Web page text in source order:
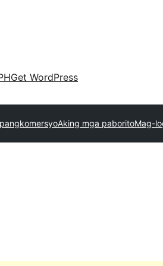
Get WordPress
Aking mga paboritoMag-